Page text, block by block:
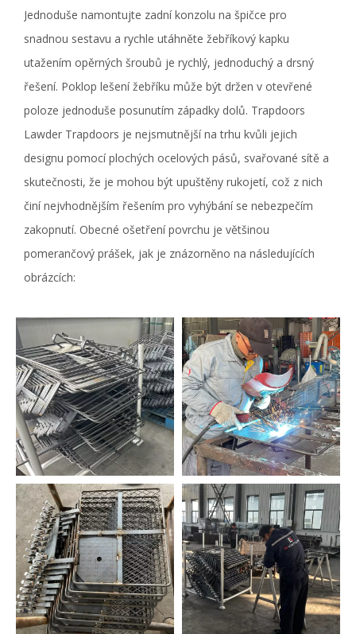
Jednoduše namontujte zadní konzolu na špičce pro
snadnou sestavu a rychle utáhněte žebříkový kapku
utažením opěrných šroubů je rychlý, jednoduchý a drsný
řešení. Poklop lešení žebříku může být držen v otevřené
poloze jednoduše posunutím západky dolů. Trapdoors
Lawder Trapdoors je nejsmutnější na trhu kvůli jejich
designu pomocí plochých ocelových pásů, svařované sítě a
skutečnosti, že je mohou být upuštěny rukojetí, což z nich
činí nejvhodnějším řešením pro vyhýbání se nebezpečím
zakopnutí. Obecné ošetření povrchu je většinou
pomerančový prášek, jak je znázorněno na následujících
obrázcích: